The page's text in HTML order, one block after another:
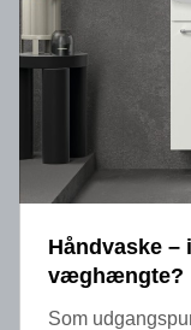
Håndvaske –
væghængte?
Som